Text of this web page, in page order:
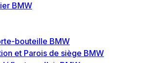
BMW
bouteille BMW
et Parois de siège BMW